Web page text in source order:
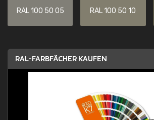
RAL 100 50 05 RAL 100 50 10
RAL-FARBFÄCHER KAUFEN